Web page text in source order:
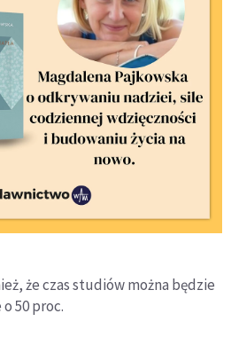
że czas studiów można będzie
50 proc.